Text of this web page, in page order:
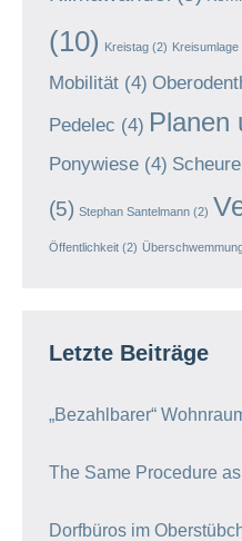
(10) Kreistag (2) Kreisumlage
Mobilität (4)
Pedelec (4) Planen
Ponywiese (4)
(5) Stephan Santelmann (2)
Öffentlichkeit (2)
Letzte Beiträge
„Bezahlbarer“
The Same Procedure
Dorfbüros im